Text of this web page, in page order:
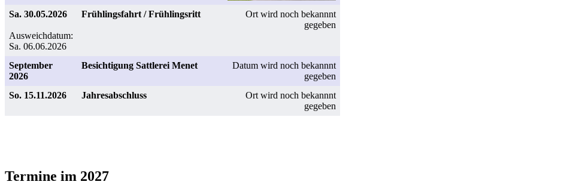
Sa. 30.05.2026
Ausweichdatum:
Sa. 06.06.2026
Frühlingsfahrt / Frühlingsritt
Ort wird noch bekannnt
gegeben
September
2026
Besichtigung Sattlerei Menet
Datum wird noch bekannnt
gegeben
So. 15.11.2026
Jahresabschluss
Ort wird noch bekannnt
gegeben
Termine im 2027